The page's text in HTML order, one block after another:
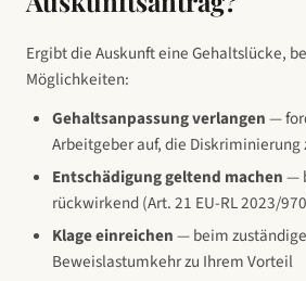
Ergibt die Auskunft eine Gehaltslücke,
Möglichkeiten:
Gehaltsanpassung verlangen—
Arbeitgeber auf, die Diskriminierung
Entschädigung geltend machen—
rückwirkend (Art. 21 EU-RL 2023/
Klage einreichen— beim
Beweislastumkehr zu Ihrem Vorteil